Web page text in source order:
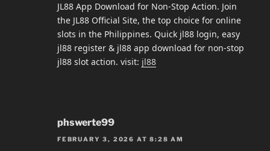
JL88 App Download for Non-Stop Action. Join
the JL88 Official Site, the top choice for online
slots in the Philippines. Quick jl88 login, easy
jl88 register & jl88 app download for non-stop
jl88 slot action. visit: jl88
phswerte99
FEBRUARY 3, 2026 AT 8:28 AM